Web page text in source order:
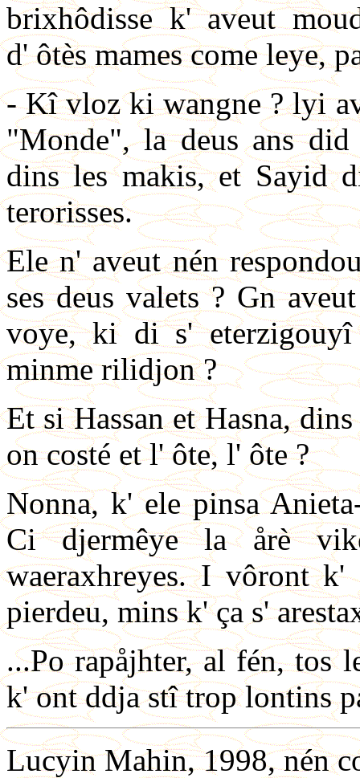
brixhôdisse k' aveut
d' ôtès mames come leye,
- Kî vloz ki wangne ? lyi
"Monde", la deus ans
dins les makis, et Sayid
terorisses.
Ele n' aveut nén
ses deus valets ? Gn
voye, ki di s'
minme rilidjon ?
Et si Hassan et Hasna,
on costé et l' ôte, l' ôte ?
Nonna, k' ele pinsa
Ci djermêye la årè
waeraxhreyes. I vôront
pierdeu, mins k' ça s'
...Po rapåjhter, al fén, tos
k' ont ddja stî trop lontins
Lucyin Mahin, 1998, nén